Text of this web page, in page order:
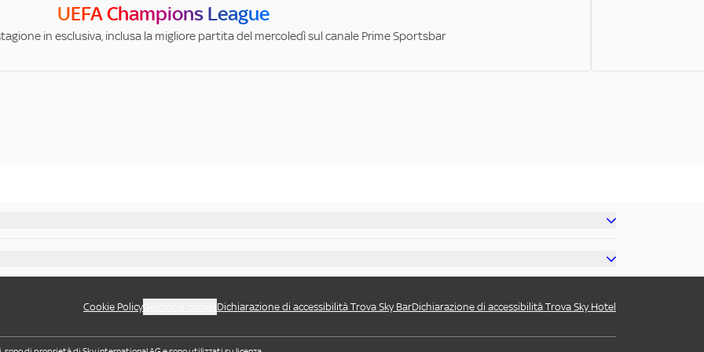
UEFA Champions League
in esclusiva, inclusa la migliore partita del mercoledì sul canale Prime Sportsbar
Cookie Policy Dichiarazione di accessibilità Trova Sky BarDichiarazione di accessibilità Trova Sky Hotel